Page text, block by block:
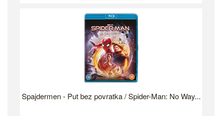
Spajdermen - Put bez povratka / Spider-Man: No Way...